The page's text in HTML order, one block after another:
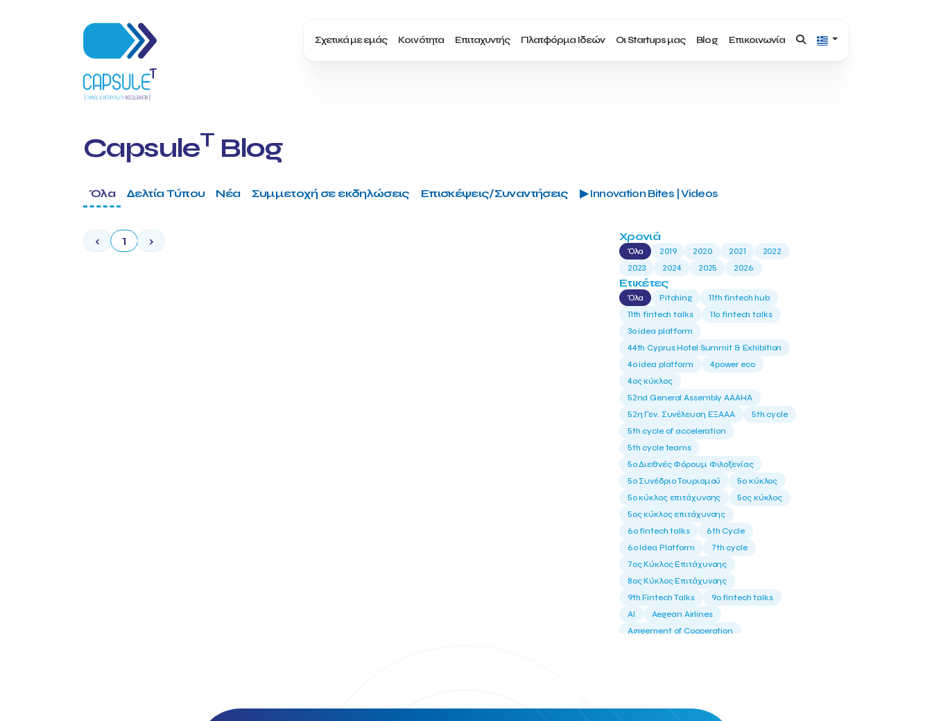
Σχετικά με εμάς Κοινότητα Επιταχυντής Πλατφόρμα Ιδεών Οι Startups μας Blog Επικοινωνία
CapsuleT Blog
Όλα Δελτία Τύπου Νέα Συμμετοχή σε εκδηλώσεις Επισκέψεις/Συναντήσεις ▶ Innovation Bites | Videos
‹ 1 › Χρονιά
Όλα 2019 2020 2021
2022
2023
2024 2025 2026
Ετικέτες
Όλα Pitching
11th fintech hub
11th fintech talks
11ο fintech talks
3o idea platform
44th Cyprus Hotel Summit & Exhibition
4o idea platform
4power eco
4ος κύκλος
52nd General Assembly AAAHA
52η Γεν. Συνέλευση ΕΞΑΑΑ
5th cycle
5th cycle of acceleration
5th cycle teams
5ο Διεθνές Φόρουμ Φιλοξενίας
5ο Συνέδριο Τουρισμού
5ο κύκλος
5ο κύκλος επιτάχυνσης
5ος κύκλος
5ος κύκλος επιτάχυνσης
6o fintech talks
6th Cycle
6ο Idea Platform
7th cycle
7ος Κύκλος Επιτάχυνσης
8ος Κύκλος Επιτάχυνσης
9th Fintech Talks
9ο fintech talks
AI
Aegean Airlines
Agreement of Cooperation
Amirandes Grecotel Boutique Resort